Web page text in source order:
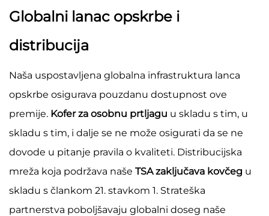
Globalni lanac opskrbe i
distribucija
Naša uspostavljena globalna infrastruktura lanca
opskrbe osigurava pouzdanu dostupnost ove
premije. Kofer za osobnu prtljagu u skladu s tim, u
skladu s tim, i dalje se ne može osigurati da se ne
dovode u pitanje pravila o kvaliteti. Distribucijska
mreža koja podržava naše TSA zaključava kovčeg u
skladu s člankom 21. stavkom 1. Strateška
partnerstva poboljšavaju globalni doseg naše